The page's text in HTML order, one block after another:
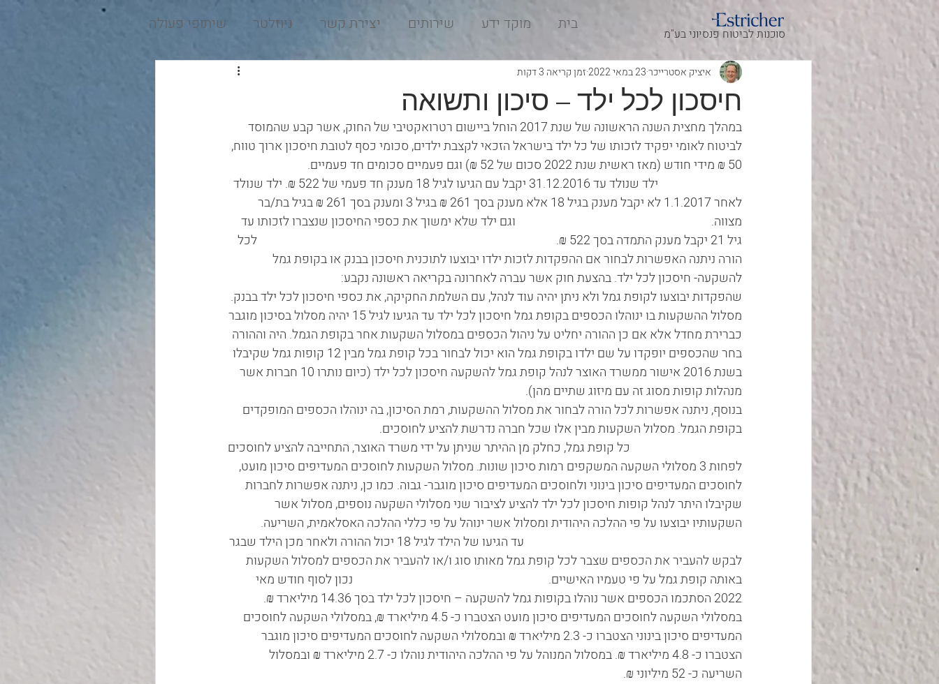
בית מוקד ידע שירותים יצירת קשר ניוזלטר שיתופי פעולה
סוכנות לביטוח פנסיוני בע"מ
חיסכון לכל ילד – סיכון ותשואה
איציק אסטרייכר23 במאי 2022 זמן קריאה 3 דקות
במהלך מחצית השנה הראשונה של שנת 2017 הוחל ביישום רטרואקטיבי של החוק, אשר קבע שהמוסד
לביטוח לאומי יפקיד לזכותו של כל ילד בישראל הזכאי לקצבת ילדים, סכומי כסף לטובת חיסכון ארוך טווח,
50 ₪ מידי חודש (מאז ראשית שנת 2022 סכום של 52 ₪) וגם פעמיים סכומים חד פעמיים.
                              ילד שנולד עד 31.12.2016 יקבל עם הגיעו לגיל 18 מענק חד פעמי של 522 ₪. ילד שנולד
לאחר 1.1.2017 לא יקבל מענק בגיל 18 אלא מענק בסך 261 ₪ בגיל 3 ומענק בסך 261 ₪ בגיל בת/בר
מצווה.                                                                      וגם ילד שלא ימשוך את כספי החיסכון שנצברו לזכותו עד
גיל 21 יקבל מענק התמדה בסך 522 ₪.                                                                                                           לכל
הורה ניתנה האפשרות לבחור אם ההפקדות לזכות ילדו יבוצעו לתוכנית חיסכון בבנק או בקופת גמל
להשקעה- חיסכון לכל ילד. בהצעת חוק אשר עברה לאחרונה בקריאה ראשונה נקבע:
שהפקדות יבוצעו לקופת גמל ולא ניתן יהיה עוד לנהל, עם השלמת החקיקה, את כספי חיסכון לכל ילד בבנק.
מסלול ההשקעות בו ינוהלו הכספים בקופת גמל חיסכון לכל ילד עד הגיעו לגיל 15 יהיה מסלול בסיכון מוגבר
כברירת מחדל אלא אם כן ההורה יחליט על ניהול הכספים במסלול השקעות אחר בקופת הגמל. היה וההורה
בחר שהכספים יופקדו על שם ילדו בקופת גמל הוא יכול לבחור בכל קופת גמל מבין 12 קופות גמל שקיבלו
בשנת 2016 אישור ממשרד האוצר לנהל קופת גמל להשקעה חיסכון לכל ילד (כיום נותרו 10 חברות אשר
מנהלות קופות מסוג זה עם מיזוג שתיים מהן).
בנוסף, ניתנה אפשרות לכל הורה לבחור את מסלול ההשקעות, רמת הסיכון, בה ינוהלו הכספים המופקדים
בקופת הגמל. מסלול השקעות מבין אלו שכל חברה נדרשת להציע לחוסכים.
                                        כל קופת גמל, כחלק מן ההיתר שניתן על ידי משרד האוצר, התחייבה להציע לחוסכים
לפחות 3 מסלולי השקעה המשקפים רמות סיכון שונות. מסלול השקעות לחוסכים המעדיפים סיכון מועט,
לחוסכים המעדיפים סיכון בינוני ולחוסכים המעדיפים סיכון מוגבר- גבוה. כמו כן, ניתנה אפשרות לחברות
שקיבלו היתר לנהל קופות חיסכון לכל ילד להציע לציבור שני מסלולי השקעה נוספים, מסלול אשר
השקעותיו יבוצעו על פי ההלכה היהודית ומסלול אשר ינוהל על פי כללי ההלכה האסלאמית, השריעה.
                                                                              עד הגיעו של הילד לגיל 18 יכול ההורה ולאחר מכן הילד שבגר
לבקש להעביר את הכספים שצבר לכל קופת גמל מאותו סוג ו/או להעביר את הכספים למסלול השקעות
באותה קופת גמל על פי טעמיו האישיים.                                                                      נכון לסוף חודש מאי
2022 הסתכמו הכספים אשר נוהלו בקופות גמל להשקעה – חיסכון לכל ילד בסך 14.36 מיליארד ₪.
במסלולי השקעה לחוסכים המעדיפים סיכון מועט הצטברו כ- 4.5 מיליארד ₪, במסלולי השקעה לחוסכים
המעדיפים סיכון בינוני הצטברו כ- 2.3 מיליארד ₪ ובמסלולי השקעה לחוסכים המעדיפים סיכון מוגבר
הצטברו כ- 4.8 מיליארד ₪. במסלול המנוהל על פי ההלכה היהודית נוהלו כ- 2.7 מיליארד ₪ ובמסלול
השריעה כ- 52 מיליוני ₪.